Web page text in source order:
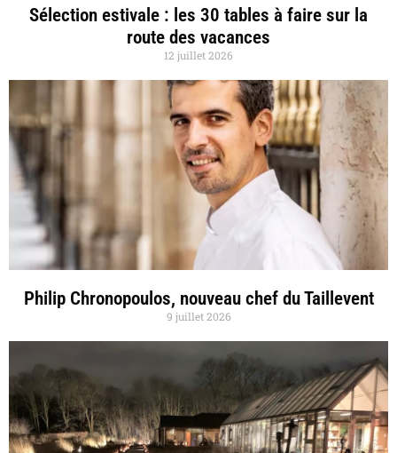
Sélection estivale : les 30 tables à faire sur la
route des vacances
12 juillet 2026
Philip Chronopoulos, nouveau chef du Taillevent
9 juillet 2026